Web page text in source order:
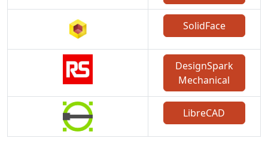
SolidFace
DesignSpark
Mechanical
LibreCAD